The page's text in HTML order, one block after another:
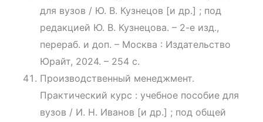
для вузов / Ю. В. Кузнецов [и др.] ; под
редакцией Ю. В. Кузнецова. – 2-е изд.,
перераб. и доп. – Москва : Издательство
Юрайт, 2024. – 254 с.
Производственный менеджмент.
Практический курс : учебное пособие для
вузов / И. Н. Иванов [и др.] ; под общей